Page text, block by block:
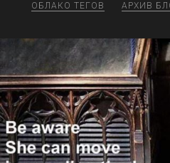
ОБЛАКО ТЕГОВ АРХИВ